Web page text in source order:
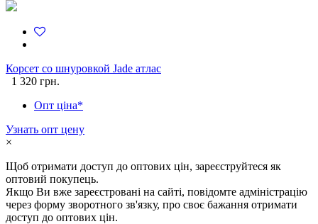
Корсет со шнуровкой Jade атлас
1 320 грн.
Опт ціна*
Узнать опт цену
×
Щоб отримати доступ до оптових цін, зареєструйтеся як
оптовий покупець.
Якщо Ви вже зареєстровані на сайті, повідомте адміністрацію
через форму зворотного зв'язку, про своє бажання отримати
доступ до оптових цін.